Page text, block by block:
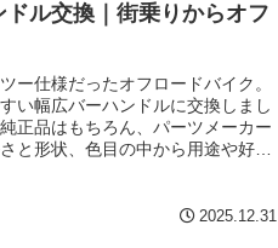
ル交換｜街乗りからオフ
ー仕様だったオフロードバイク。
い幅広バーハンドルに交換しまし
正品はもちろん、パーツメーカー
と形状、色目の中から用途や好み
った実用的な効果が得られる点で
2025.12.31